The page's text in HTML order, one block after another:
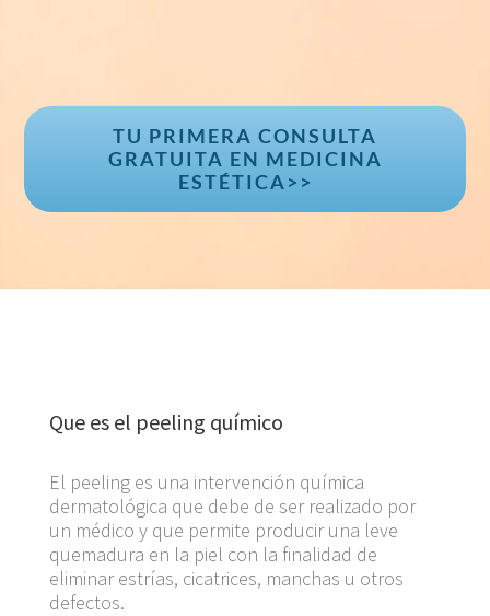
TU PRIMERA CONSULTA
GRATUITA EN MEDICINA
ESTÉTICA>>
Que es el peeling químico
El peeling es una intervención química
dermatológica que debe de ser realizado por
un médico y que permite producir una leve
quemadura en la piel con la finalidad de
eliminar estrías, cicatrices, manchas u otros
defectos.